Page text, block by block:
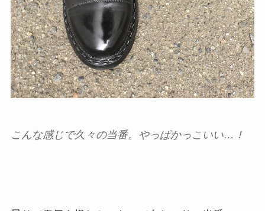
こんな感じで久々の当番。やっぱかっこいい…！